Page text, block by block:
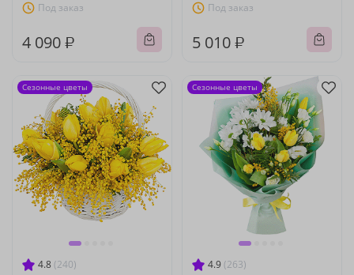
Под заказ
4 090 ₽
Под заказ
5 010 ₽
4.8 (240)
Сезонные цветы
4.9 (263)
Сезонные цветы